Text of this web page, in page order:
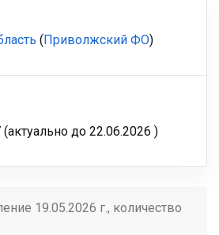
(Приволжский ФО)
(актуально до 22.06.2026 )
19.05.2026 г., количество